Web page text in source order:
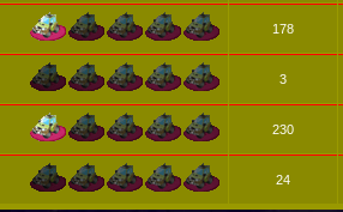
178
3
230
24